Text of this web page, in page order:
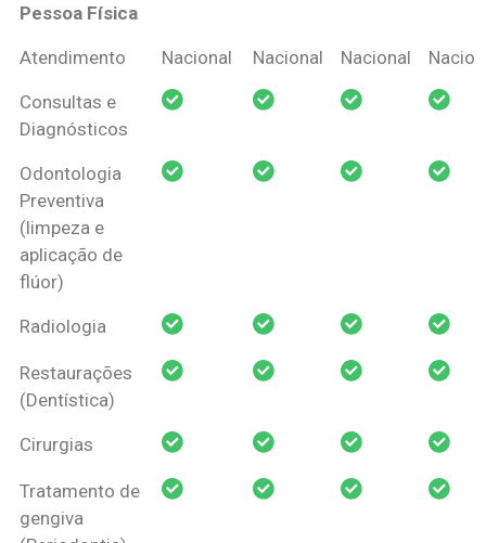
Pessoa Física
Coberturas
Pessoa Física
Nacional Criança Prótese
Atendimento Nacional Nacional Nacional
Consultas e
Diagnósticos
Odontologia
Preventiva
(limpeza e
aplicação de
flúor)
Radiologia
Restaurações
(Dentística)
Cirurgias
Tratamento de
gengiva